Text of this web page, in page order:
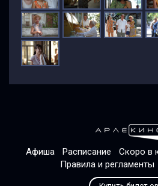
Афиша Расписание Скоро в
Правила и регламенты